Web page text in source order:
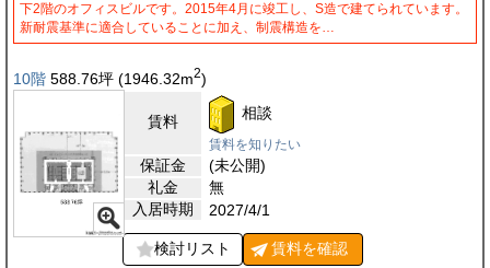
下2階のオフィスビルです。2015年4月に竣工し、S造で建てられています。
新耐震基準に適合していることに加え、制震構造を…
10階 588.76坪 (1946.32m2)
賃料 相談
賃料を知りたい
保証金
(未公開)
礼金
無
入居時期
2027/4/1
検討リスト 賃料を確認